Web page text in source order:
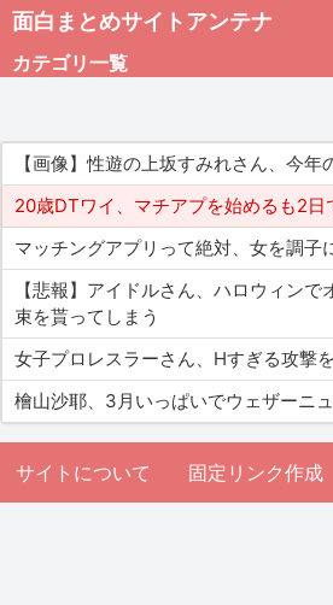
面白まとめサイトアンテナ
カテゴリ一覧
総合
アダルト
【画像】性遊の上坂すみれさん、今
20歳DTワイ、マチアプを始めるも2日
マッチングアプリって絶対、女を調子
【悲報】アイドルさん、ハロウィン
束を貰ってしまう
女子プロレスラーさん、Hすぎる攻撃
檜山沙耶、3月いっぱいでウェザーニ
サイトについて 固定リンク作成